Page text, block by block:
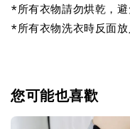
*所有衣物請勿烘乾，避
*所有衣物洗衣時反面放
您可能也喜歡